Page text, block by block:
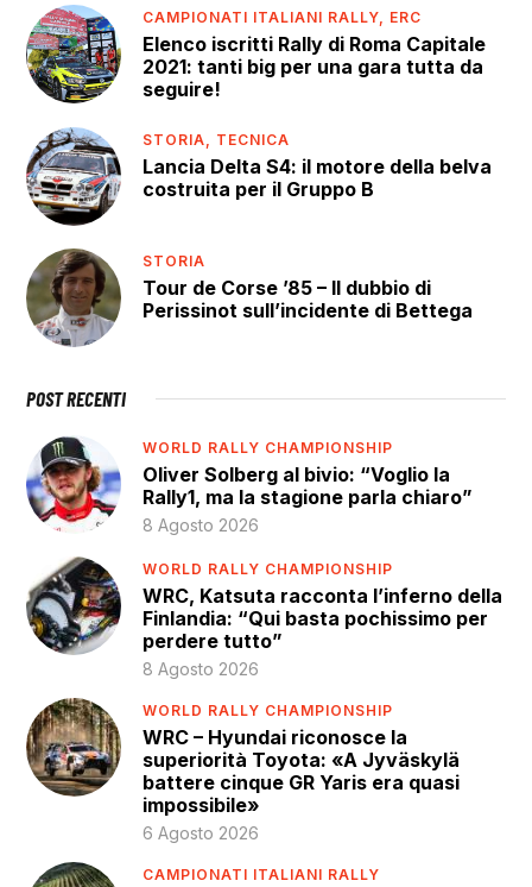
CAMPIONATI ITALIANI RALLY, ERC
Elenco iscritti Rally di Roma Capitale
2021: tanti big per una gara tutta da
seguire!
STORIA, TECNICA
Lancia Delta S4: il motore della belva
costruita per il Gruppo B
STORIA
Tour de Corse ’85 – Il dubbio di
Perissinot sull’incidente di Bettega
POST RECENTI
WORLD RALLY CHAMPIONSHIP
Oliver Solberg al bivio: “Voglio la
Rally1, ma la stagione parla chiaro”
8 Agosto 2026
WORLD RALLY CHAMPIONSHIP
WRC, Katsuta racconta l’inferno della
Finlandia: “Qui basta pochissimo per
perdere tutto”
8 Agosto 2026
WORLD RALLY CHAMPIONSHIP
WRC – Hyundai riconosce la
superiorità Toyota: «A Jyväskylä
battere cinque GR Yaris era quasi
impossibile»
6 Agosto 2026
CAMPIONATI ITALIANI RALLY